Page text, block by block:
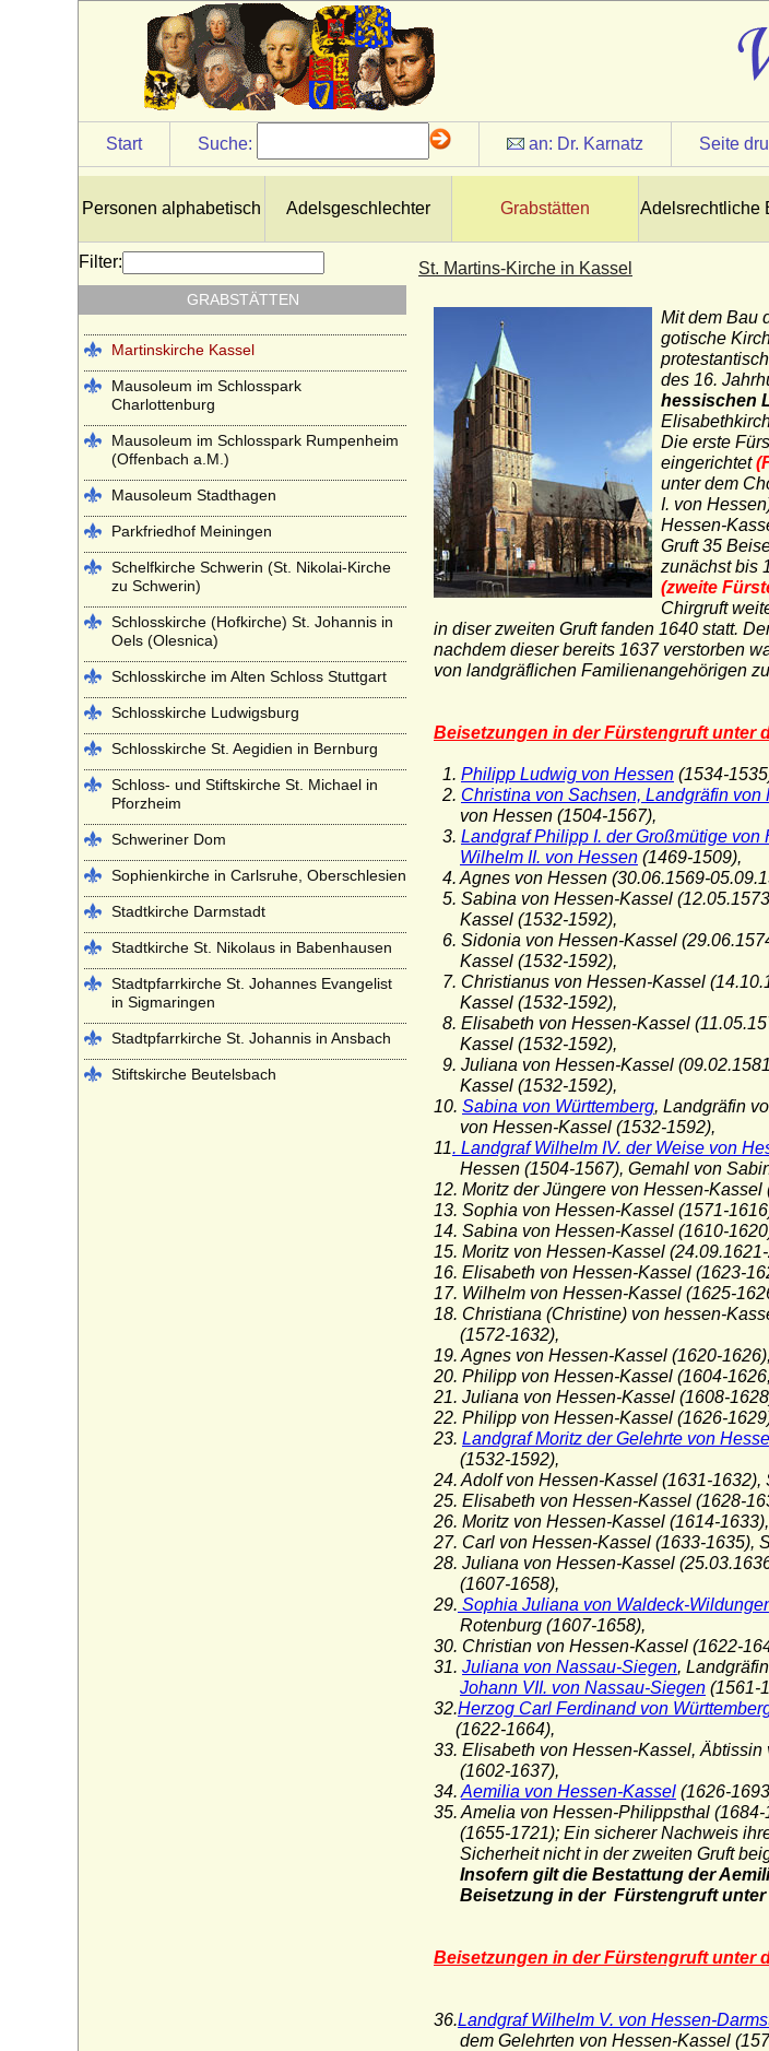
Start Suche: an: Dr. Karnatz Seite
Personen alphabetisch Adelsgeschlechter Grabstätten Adelsrechtliche
St. Martins-Kirche in Kassel
Mit dem Bau
gotische
des 16.
hessischen
Die erste
eingerichtet
unter dem
I. von
Hessen-
Gruft 35
zunächst bis
(zweite
Chirgruft
in diser zweiten Gruft fanden 1640 statt.
nachdem dieser bereits 1637 verstorben
von landgräflichen Familienangehörigen
Beisetzungen in der Fürstengruft unter
1. Philipp Ludwig von Hessen (1534-
2. Christina von Sachsen, Landgräfin von
von Hessen (1504-1567),
3. Landgraf Philipp I. der Großmütige von
Wilhelm II. von Hessen (1469-1509),
4. Agnes von Hessen (30.06.1569-
5. Sabina von Hessen-Kassel
Kassel (1532-1592),
6. Sidonia von Hessen-Kassel
Kassel (1532-1592),
7. Christianus von Hessen-Kassel
Kassel (1532-1592),
8. Elisabeth von Hessen-Kassel
Kassel (1532-1592),
9. Juliana von Hessen-Kassel
Kassel (1532-1592),
10. Sabina von Württemberg, Landgräfin
von Hessen-Kassel (1532-1592),
11. Landgraf Wilhelm IV. der Weise von
Hessen (1504-1567), Gemahl von
12. Moritz der Jüngere von Hessen-
13. Sophia von Hessen-Kassel (1571-
14. Sabina von Hessen-Kassel (1610-
15. Moritz von Hessen-Kassel
16. Elisabeth von Hessen-Kassel (1623-
17. Wilhelm von Hessen-Kassel (1625-
18. Christiana (Christine) von hessen-
(1572-1632),
19. Agnes von Hessen-Kassel (1620-
20. Philipp von Hessen-Kassel (1604-
21. Juliana von Hessen-Kassel (1608-
22. Philipp von Hessen-Kassel (1626-
23. Landgraf Moritz der Gelehrte von
(1532-1592),
24. Adolf von Hessen-Kassel (1631-
25. Elisabeth von Hessen-Kassel (1628-
26. Moritz von Hessen-Kassel (1614-
27. Carl von Hessen-Kassel (1633-1635),
28. Juliana von Hessen-Kassel
(1607-1658),
29. Sophia Juliana von Waldeck-
Rotenburg (1607-1658),
30. Christian von Hessen-Kassel (1622-
31. Juliana von Nassau-Siegen,
Johann VII. von Nassau-Siegen (1561-
32.Herzog Carl Ferdinand von
(1622-1664),
33. Elisabeth von Hessen-Kassel,
(1602-1637),
34. Aemilia von Hessen-Kassel (1626-
35. Amelia von Hessen-Philippsthal
(1655-1721); Ein sicherer Nachweis
Sicherheit nicht in der zweiten Gruft
Insofern gilt die Bestattung der
Beisetzung in der Fürstengruft unter
Beisetzungen in der Fürstengruft unter
36.Landgraf Wilhelm V. von Hessen-
dem Gelehrten von Hessen-Kassel
Filter:
GRABSTÄTTEN
Kapuzinergruft Wien
Kloster Altzella bei Nossen
Kloster Arnsburg (bei Lich in Hessen)
Klosterkirche Heilsbronn (Münster
Kloster Lehnin
Lambertikirche in Aurich
Marienkirche Hanau (ehemals Reformierte
Kirche Hanau)
Martinskirche Kassel
Mausoleum im Schlosspark
Charlottenburg
Mausoleum im Schlosspark Rumpenheim
(Offenbach a.M.)
Mausoleum Stadthagen
Parkfriedhof Meiningen
Schelfkirche Schwerin (St. Nikolai-Kirche
zu Schwerin)
Schlosskirche (Hofkirche) St. Johannis in
Oels (Olesnica)
Schlosskirche im Alten Schloss Stuttgart
Schlosskirche Ludwigsburg
Schlosskirche St. Aegidien in Bernburg
Schloss- und Stiftskirche St. Michael in
Pforzheim
Schweriner Dom
Sophienkirche in Carlsruhe, Oberschlesien
Stadtkirche Darmstadt
Stadtkirche St. Nikolaus in Babenhausen
Stadtpfarrkirche St. Johannes Evangelist
in Sigmaringen
Stadtpfarrkirche St. Johannis in Ansbach
Stiftskirche Beutelsbach